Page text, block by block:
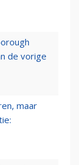
de vorige
maar